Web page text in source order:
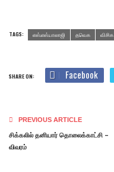
TAGS: எஸ்.எஸ்.பாலாஜி தவெக விசிக
SHARE ON: Facebook
PREVIOUS ARTICLE
சிக்கலில் தனியார் தொலைக்காட்சி –
விவரம்